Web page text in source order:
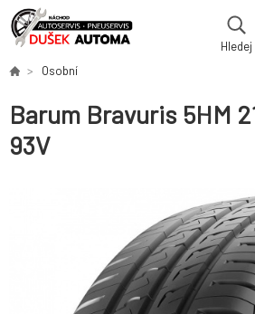
Hledej
Osobní
Barum Bravuris 5HM
93V